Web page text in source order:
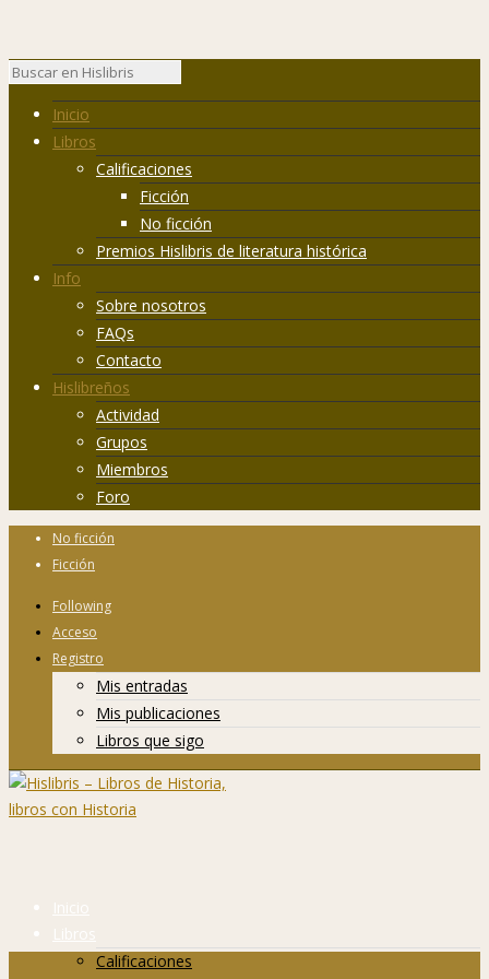
Inicio
Libros
Calificaciones
Ficción
No ficción
Premios Hislibris de literatura histórica
Info
Sobre nosotros
FAQs
Contacto
Hislibreños
Actividad
Grupos
Miembros
Foro
No ficción
Ficción
Following
Acceso
Registro
Mis entradas
Mis publicaciones
Libros que sigo
Inicio
Libros
Calificaciones